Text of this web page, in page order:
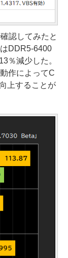
認してみたと
DDR5-6400
％減少した。
作によってC
上することが